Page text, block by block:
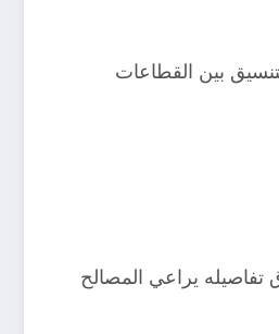
بين القطاعات
تفاصيله يراعي المصالح